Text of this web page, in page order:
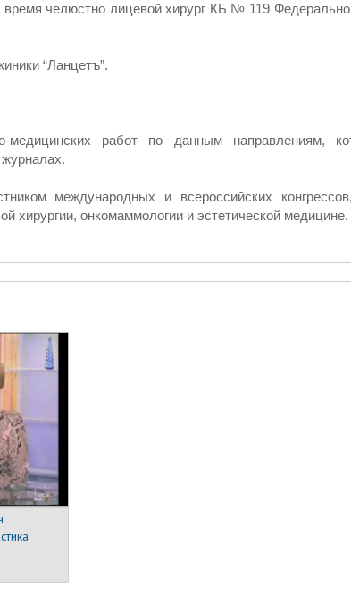
челюстно лицевой хирург КБ № 119
“Ланцетъ”.
медицинских работ по данным направлениям,
международных и всероссийских
хирургии, онкомаммологии и эстетической медицине.